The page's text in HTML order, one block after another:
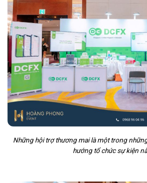
Những hội trợ thương mai là một trong
hướng tổ chức sự kiện